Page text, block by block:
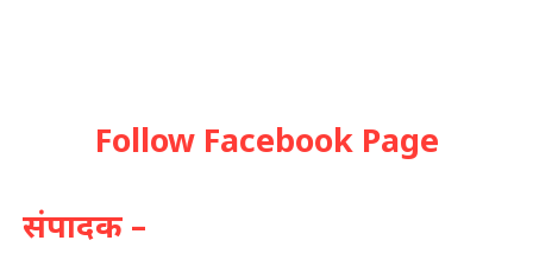
Follow Facebook Page
संपादक –